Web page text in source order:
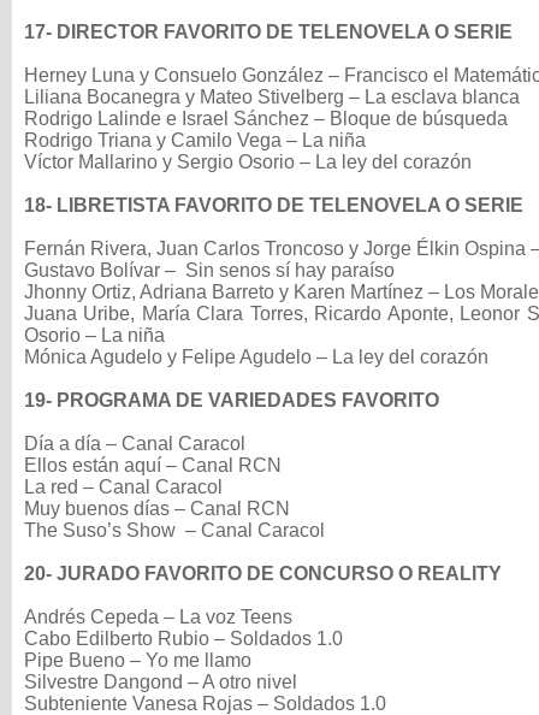
17- DIRECTOR FAVORITO DE TELENOVELA O SERIE
Herney Luna y Consuelo González – Francisco el
Liliana Bocanegra y Mateo Stivelberg – La esclava blanca
Rodrigo Lalinde e Israel Sánchez – Bloque de búsqueda
Rodrigo Triana y Camilo Vega – La niña
Víctor Mallarino y Sergio Osorio – La ley del corazón
18- LIBRETISTA FAVORITO DE TELENOVELA O SERIE
Fernán Rivera, Juan Carlos Troncoso y Jorge Élkin Ospina
Gustavo Bolívar – Sin senos sí hay paraíso
Jhonny Ortiz, Adriana Barreto y Karen Martínez – Los
Juana Uribe, María Clara Torres, Ricardo Aponte, Leonor
Osorio – La niña
Mónica Agudelo y Felipe Agudelo – La ley del corazón
19- PROGRAMA DE VARIEDADES FAVORITO
Día a día – Canal Caracol
Ellos están aquí – Canal RCN
La red – Canal Caracol
Muy buenos días – Canal RCN
The Suso’s Show – Canal Caracol
20- JURADO FAVORITO DE CONCURSO O REALITY
Andrés Cepeda – La voz Teens
Cabo Edilberto Rubio – Soldados 1.0
Pipe Bueno – Yo me llamo
Silvestre Dangond – A otro nivel
Subteniente Vanesa Rojas – Soldados 1.0